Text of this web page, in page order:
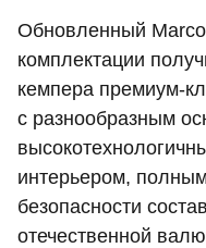
Обновленный
комплектации
кемпера премиум-
с разнообразным
интерьером,
безопасности
отечественной